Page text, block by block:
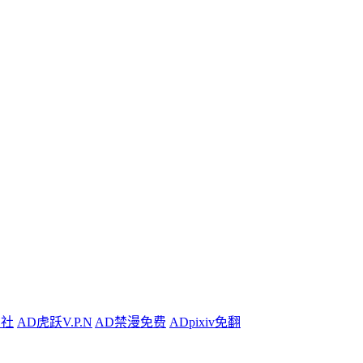
AD虎跃V.P.N AD禁漫免费 ADpixiv免翻